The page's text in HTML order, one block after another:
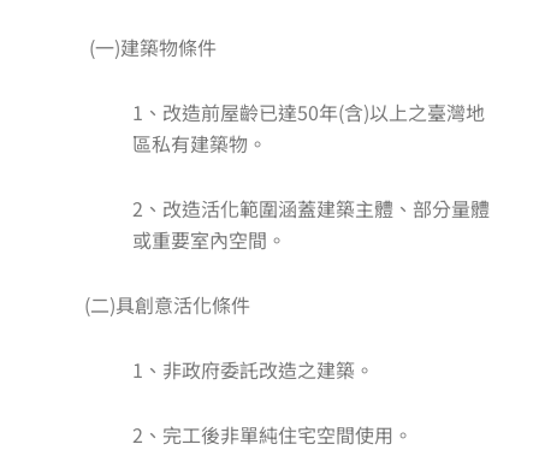
(一)建築物條件
1、改造前屋齡已達50年(含)以上之臺灣地
區私有建築物。
2、改造活化範圍涵蓋建築主體、部分量體
或重要室內空間。
(二)具創意活化條件
1、非政府委託改造之建築。
2、完工後非單純住宅空間使用。